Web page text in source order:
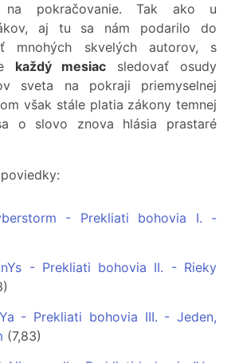
na pokračovanie. Tak ako u
aj tu sa nám podarilo do
mnohých skvelých autorov, s
každý mesiac sledovať osudy
sveta na pokraji priemyselnej
však stále platia zákony temnej
o slovo znova hlásia prastaré
- Prekliati bohovia I. -
- Prekliati bohovia II. - Rieky
- Prekliati bohovia III. - Jeden,
(7,83)